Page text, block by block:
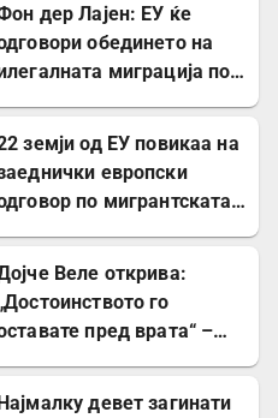
дер Лајен: ЕУ ќе
обединето на
миграција по
земји од ЕУ повикаа на
европски
по мигрантската
Веле открива:
го
пред врата“ –
породувањата во Србија
девет загинати